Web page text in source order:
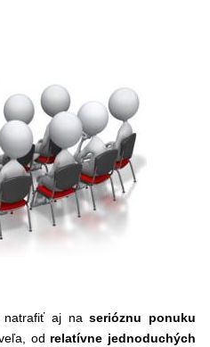
natrafiť aj naserióznu ponuku
od relatívne jednoduchých